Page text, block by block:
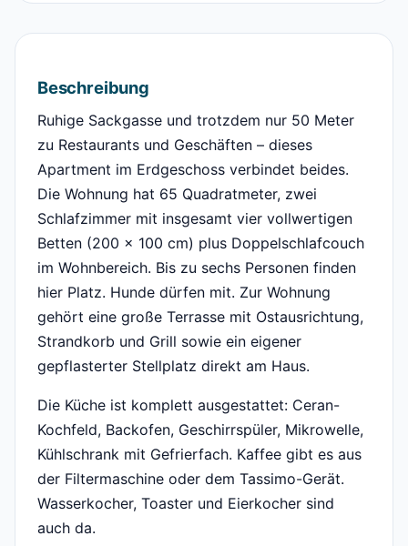
Beschreibung
Ruhige Sackgasse und trotzdem nur 50 Meter
zu Restaurants und Geschäften – dieses
Apartment im Erdgeschoss verbindet beides.
Die Wohnung hat 65 Quadratmeter, zwei
Schlafzimmer mit insgesamt vier vollwertigen
Betten (200 x 100 cm) plus Doppelschlafcouch
im Wohnbereich. Bis zu sechs Personen finden
hier Platz. Hunde dürfen mit. Zur Wohnung
gehört eine große Terrasse mit Ostausrichtung,
Strandkorb und Grill sowie ein eigener
gepflasterter Stellplatz direkt am Haus.
Die Küche ist komplett ausgestattet: Ceran-
Kochfeld, Backofen, Geschirrspüler, Mikrowelle,
Kühlschrank mit Gefrierfach. Kaffee gibt es aus
der Filtermaschine oder dem Tassimo-Gerät.
Wasserkocher, Toaster und Eierkocher sind
auch da.